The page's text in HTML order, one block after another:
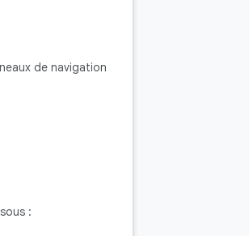
de navigation
: